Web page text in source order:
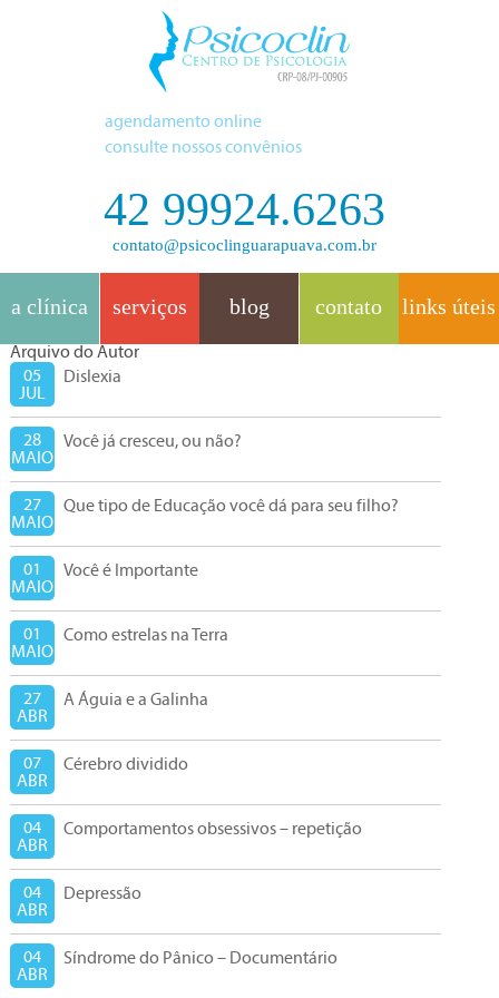
agendamento online
consulte nossos convênios
42 99924.6263
contato@psicoclinguarapuava.com.br
a clínica serviços blog contato links úteis
Arquivo do Autor
05
JUL
Dislexia
28
MAIO
Você já cresceu, ou não?
27
MAIO
Que tipo de Educação você dá para seu filho?
01
MAIO
Você é Importante
01
MAIO
Como estrelas na Terra
27
ABR
A Águia e a Galinha
07
ABR
Cérebro dividido
04
ABR
Comportamentos obsessivos – repetição
04
ABR
Depressão
04
ABR
Síndrome do Pânico – Documentário